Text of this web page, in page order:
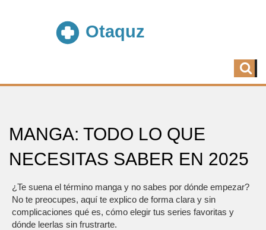
MANGA: TODO LO QUE
NECESITAS SABER EN 2025
¿Te suena el término manga y no sabes por dónde empezar?
No te preocupes, aquí te explico de forma clara y sin
complicaciones qué es, cómo elegir tus series favoritas y
dónde leerlas sin frustrarte.